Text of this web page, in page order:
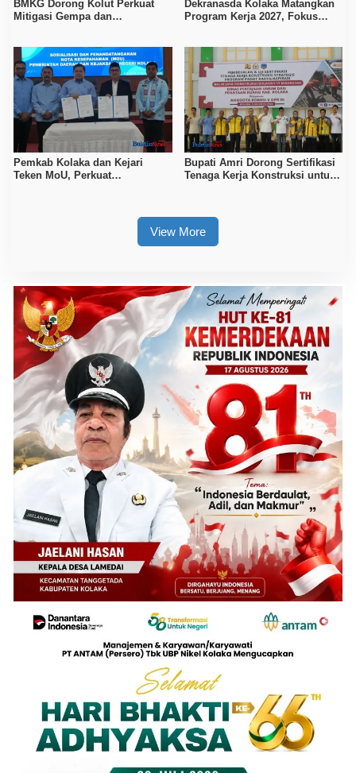
BMKG Dorong Kolut Perkuat
Mitigasi Gempa dan
Dekranasda Kolaka Matangkan
Program Kerja 2027, Fokus
Pemkab Kolaka dan Kejari
Teken MoU, Perkuat
Bupati Amri Dorong Sertifikasi
Tenaga Kerja Konstruksi untuk
View More